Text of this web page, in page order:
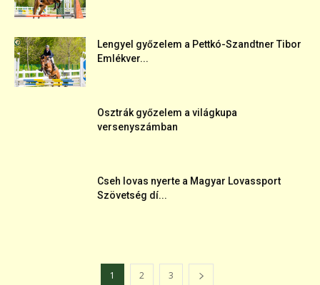
Lengyel győzelem a Pettkó-Szandtner Tibor
Emlékver...
Osztrák győzelem a világkupa
versenyszámban
Cseh lovas nyerte a Magyar Lovassport
Szövetség dí...
1 2 3